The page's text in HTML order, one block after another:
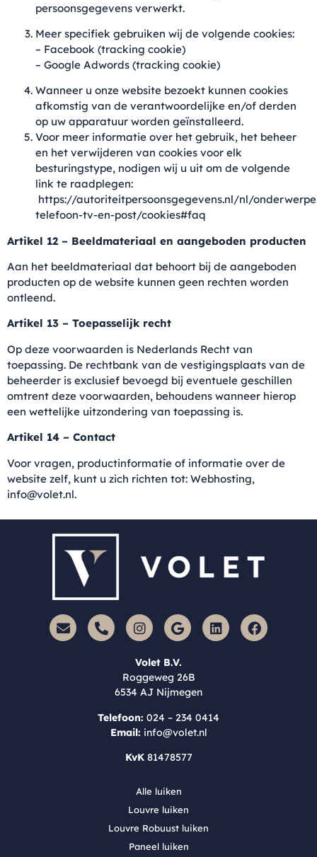
persoonsgegevens verwerkt.
Meer specifiek gebruiken wij de volgende cookies:
– Facebook (tracking cookie)
– Google Adwords (tracking cookie)
Wanneer u onze website bezoekt kunnen cookies
afkomstig van de verantwoordelijke en/of derden
op uw apparatuur worden geïnstalleerd.
Voor meer informatie over het gebruik, het beheer
en het verwijderen van cookies voor elk
besturingstype, nodigen wij u uit om de volgende
link te raadplegen:
https://autoriteitpersoonsgegevens.nl/nl/
telefoon-tv-en-post/cookies#faq
Artikel 12 – Beeldmateriaal en aangeboden producten
Aan het beeldmateriaal dat behoort bij de aangeboden
producten op de website kunnen geen rechten worden
ontleend.
Artikel 13 – Toepasselijk recht
Op deze voorwaarden is Nederlands Recht van
toepassing. De rechtbank van de vestigingsplaats van de
beheerder is exclusief bevoegd bij eventuele geschillen
omtrent deze voorwaarden, behoudens wanneer hierop
een wettelijke uitzondering van toepassing is.
Artikel 14 – Contact
Voor vragen, productinformatie of informatie over de
website zelf, kunt u zich richten tot: Webhosting,
info@volet.nl.
Volet B.V.
Roggeweg 26B
6534 AJ Nijmegen
Telefoon: 024 – 234 0414
Email: info@volet.nl
KvK81478577
Alle luiken
Louvre luiken
Louvre Robuust luiken
Paneel luiken